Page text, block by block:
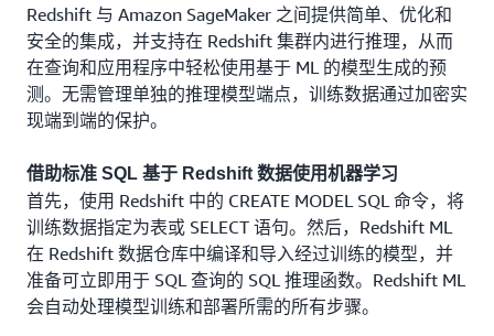
Redshift 与 Amazon SageMaker 之间提供简单、优化和
安全的集成，并支持在 Redshift 集群内进行推理，从而
在查询和应用程序中轻松使用基于 ML 的模型生成的预
测。无需管理单独的推理模型端点，训练数据通过加密实
现端到端的保护。
借助标准 SQL 基于 Redshift 数据使用机器学习
首先，使用 Redshift 中的 CREATE MODEL SQL 命令，将
训练数据指定为表或 SELECT 语句。然后，Redshift ML
在 Redshift 数据仓库中编译和导入经过训练的模型，并
准备可立即用于 SQL 查询的 SQL 推理函数。Redshift ML
会自动处理模型训练和部署所需的所有步骤。